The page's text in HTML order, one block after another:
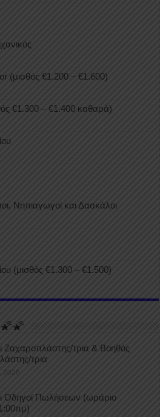
(μισθός €1.200 – €1.600)
€1.300 – €1.400 καθαρά)
Νηπιαγωγοί και Δασκάλοι
(μισθός €1.300 – €1.500)
Ζαχαροπλάστης/τρια & Βοηθός
τρια
2026
Οδηγοί Πωλήσεων (ωράριο